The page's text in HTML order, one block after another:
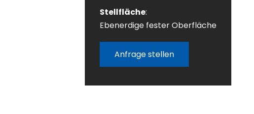
Stellfläche:
Ebenerdige fester Oberfläche
Anfrage stellen